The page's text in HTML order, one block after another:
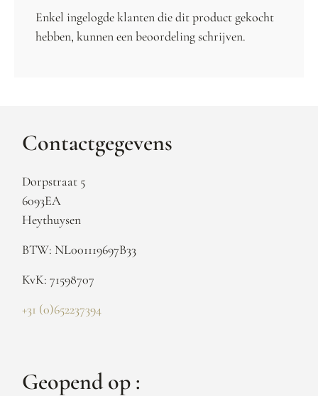
Enkel ingelogde klanten die dit product gekocht
hebben, kunnen een beoordeling schrijven.
Contactgegevens
Dorpstraat 5
6093EA
Heythuysen
BTW: NL001119697B33
KvK: 71598707
+31 (0)652237394
Geopend op :